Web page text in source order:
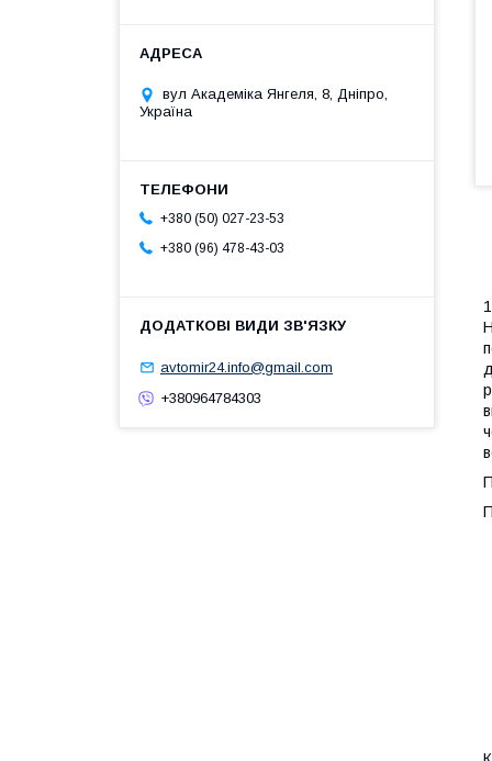
вул Академіка Янгеля, 8, Дніпро,
Україна
+380 (50) 027-23-53
+380 (96) 478-43-03
avtomir24.info@gmail.com
+380964784303